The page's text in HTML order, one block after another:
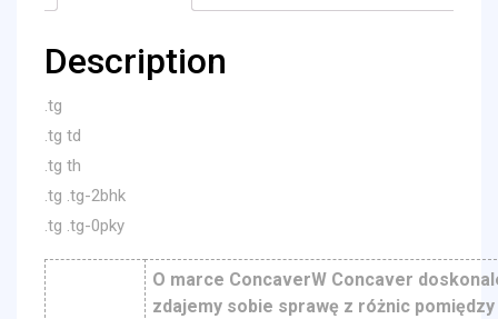
Description
.tg
.tg td
.tg th
.tg .tg-2bhk
.tg .tg-0pky
O marce ConcaverW Concaver
zdajemy sobie sprawę z różnic pomiędzy